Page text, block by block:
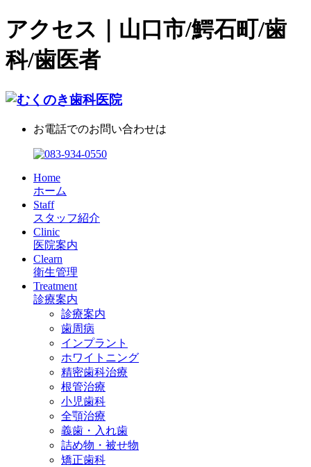
アクセス｜山口市/鰐石町/歯
科/歯医者
お電話でのお問い合わせは
Home
ホーム
Staff
スタッフ紹介
Clinic
医院案内
Clearn
衛生管理
Treatment
診療案内
診療案内
歯周病
インプラント
ホワイトニング
精密歯科治療
根管治療
小児歯科
全顎治療
義歯・入れ歯
詰め物・被せ物
矯正歯科